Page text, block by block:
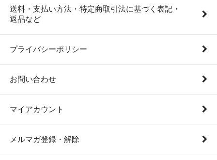
階で表記しております。
詳細は・商品状態について
送料・支払い方法・特定商取引法に基づく表記・
返品など
プライバシーポリシー
お問い合わせ
マイアカウント
メルマガ登録・解除